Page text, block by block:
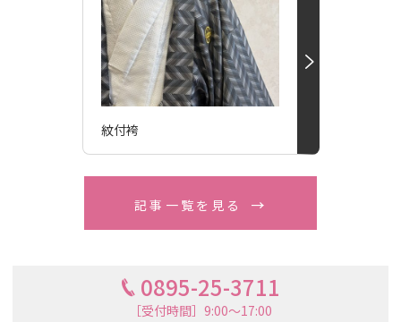
紋付袴
記事一覧を見る
0895-25-3711
［受付時間］9:00〜17:00